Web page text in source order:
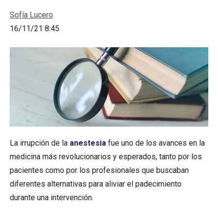
Sofía Lucero
16/11/21 8:45
La irrupción de la anestesia fue uno de los avances en la
medicina más revolucionarios y esperados, tanto por los
pacientes como por los profesionales que buscaban
diferentes alternativas para aliviar el padecimiento
durante una intervención.